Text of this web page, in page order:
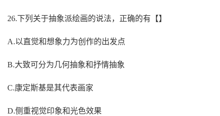
26.下列关于抽象派绘画的说法，正确的有【】
A.以直觉和想象力为创作的出发点
B.大致可分为几何抽象和抒情抽象
C.康定斯基是其代表画家
D.侧重视觉印象和光色效果